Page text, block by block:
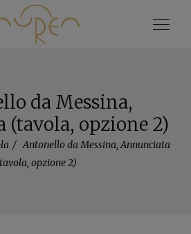
da Messina,
(tavola, opzione 2)
Antonello da Messina, Annunciata
opzione 2)
vedi il carrello
continua